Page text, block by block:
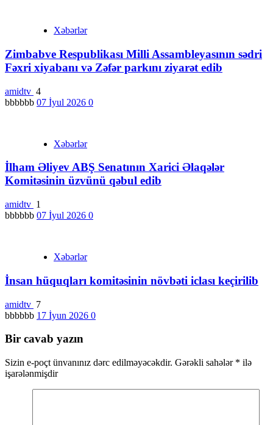
Xəbərlər
Zimbabve Respublikası Milli Assambleyasının sədri
Fəxri xiyabanı və Zəfər parkını ziyarət edib
amidtv 4
bbbbbb 07 İyul 2026 0
Xəbərlər
İlham Əliyev ABŞ Senatının Xarici Əlaqələr
Komitəsinin üzvünü qəbul edib
amidtv 1
bbbbbb 07 İyul 2026 0
Xəbərlər
İnsan hüquqları komitəsinin növbəti iclası keçirilib
amidtv 7
bbbbbb 17 İyun 2026 0
Bir cavab yazın
Sizin e-poçt ünvanınız dərc edilməyəcəkdir. Gərəkli sahələr * ilə
işarələnmişdir